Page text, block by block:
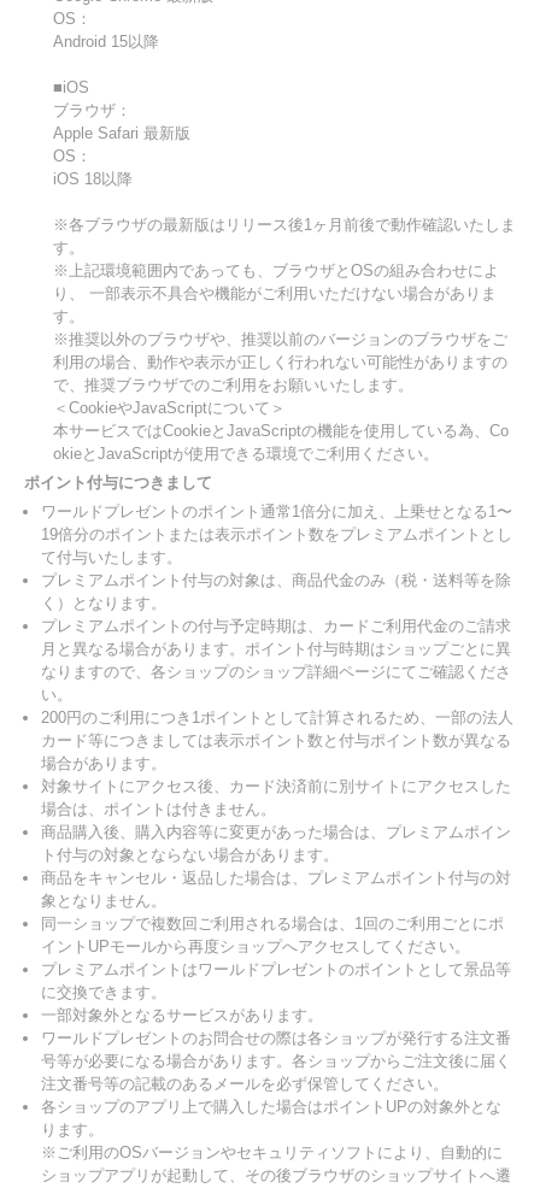
OS：
Android 15以降
■iOS
ブラウザ：
Apple Safari 最新版
OS：
iOS 18以降
※各ブラウザの最新版はリリース後1ヶ月前後で動作確認いたしま
す。
※上記環境範囲内であっても、ブラウザとOSの組み合わせによ
り、 一部表示不具合や機能がご利用いただけない場合がありま
す。
※推奨以外のブラウザや、推奨以前のバージョンのブラウザをご
利用の場合、動作や表示が正しく行われない可能性がありますの
で、推奨ブラウザでのご利用をお願いいたします。
＜CookieやJavaScriptについて＞
本サービスではCookieとJavaScriptの機能を使用している為、Co
okieとJavaScriptが使用できる環境でご利用ください。
ポイント付与につきまして
ワールドプレゼントのポイント通常1倍分に加え、上乗せとなる1〜
19倍分のポイントまたは表示ポイント数をプレミアムポイントとし
て付与いたします。
プレミアムポイント付与の対象は、商品代金のみ（税・送料等を除
く）となります。
プレミアムポイントの付与予定時期は、カードご利用代金のご請求
月と異なる場合があります。ポイント付与時期はショップごとに異
なりますので、各ショップのショップ詳細ページにてご確認くださ
い。
200円のご利用につき1ポイントとして計算されるため、一部の法人
カード等につきましては表示ポイント数と付与ポイント数が異なる
場合があります。
対象サイトにアクセス後、カード決済前に別サイトにアクセスした
場合は、ポイントは付きません。
商品購入後、購入内容等に変更があった場合は、プレミアムポイン
ト付与の対象とならない場合があります。
商品をキャンセル・返品した場合は、プレミアムポイント付与の対
象となりません。
同一ショップで複数回ご利用される場合は、1回のご利用ごとにポ
イントUPモールから再度ショップへアクセスしてください。
プレミアムポイントはワールドプレゼントのポイントとして景品等
に交換できます。
一部対象外となるサービスがあります。
ワールドプレゼントのお問合せの際は各ショップが発行する注文番
号等が必要になる場合があります。各ショップからご注文後に届く
注文番号等の記載のあるメールを必ず保管してください。
各ショップのアプリ上で購入した場合はポイントUPの対象外とな
ります。
※ご利用のOSバージョンやセキュリティソフトにより、自動的に
ショップアプリが起動して、その後ブラウザのショップサイトへ遷